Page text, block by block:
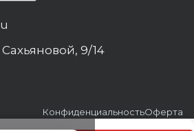
Сахьяновой, 9/14
КонфиденциальностьОферта